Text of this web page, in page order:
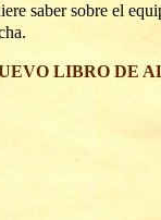
saber sobre el
LIBRO DE